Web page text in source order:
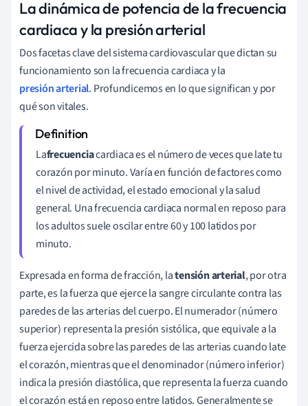
La dinámica de potencia de la frecuencia
cardiaca y la presión arterial
Dos facetas clave del sistema cardiovascular que dictan su
funcionamiento son la frecuencia cardiaca y la
presión arterial. Profundicemos en lo que significan y por
qué son vitales.
Lafrecuenciacardiaca es el número de veces que late tu
corazón por minuto. Varía en función de factores como
el nivel de actividad, el estado emocional y la salud
general. Una frecuencia cardiaca normal en reposo para
los adultos suele oscilar entre 60 y 100 latidos por
minuto.
Expresada en forma de fracción, latensión arterial, por otra
parte, es la fuerza que ejerce la sangre circulante contra las
paredes de las arterias del cuerpo. El numerador (número
superior) representa la presión sistólica, que equivale a la
fuerza ejercida sobre las paredes de las arterias cuando late
el corazón, mientras que el denominador (número inferior)
indica la presión diastólica, que representa la fuerza cuando
el corazón está en reposo entre latidos. Generalmente se